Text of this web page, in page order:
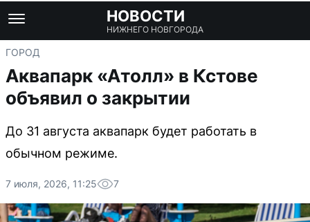
НОВОСТИ
НИЖНЕГО НОВГОРОДА
ГОРОД
Аквапарк «Атолл» в Кстове
объявил о закрытии
До 31 августа аквапарк будет работать в
обычном режиме.
7 июля, 2026, 11:25 7